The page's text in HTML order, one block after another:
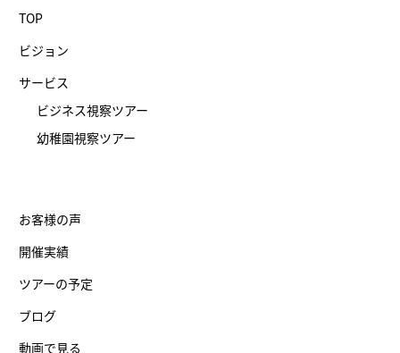
TOP
ビジョン
サービス
ビジネス視察ツアー
幼稚園視察ツアー
お客様の声
開催実績
ツアーの予定
ブログ
動画で見る